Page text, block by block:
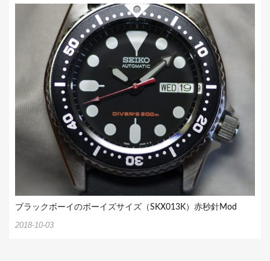
ブラックボーイのボーイズサイズ（SKX013K）赤秒針Mod
2018-10-03